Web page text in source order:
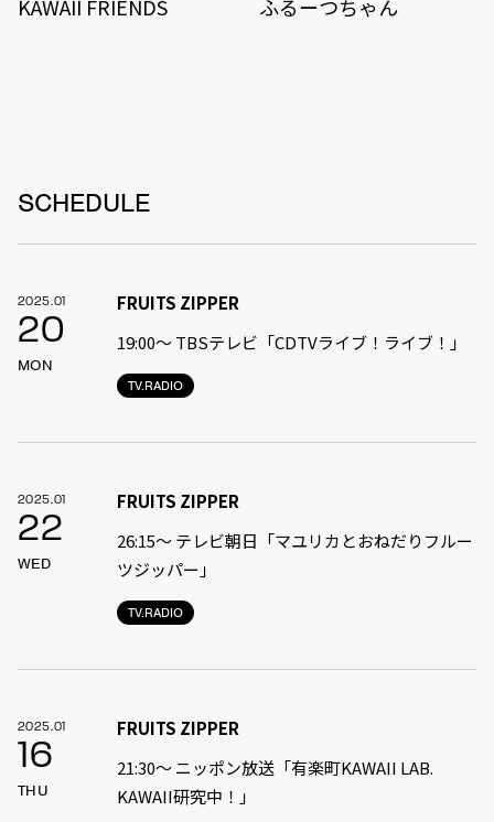
KAWAII FRIENDS ふるーつちゃん
SCHEDULE
2025.01
20
MON
TV.RADIO
FRUITS ZIPPER
19:00〜 TBSテレビ「CDTVライブ！ライブ！」
2025.01
22
WED
TV.RADIO
FRUITS ZIPPER
26:15～ テレビ朝日「マユリカとおねだりフルー
ツジッパー」
2025.01
16
THU
FRUITS ZIPPER
21:30〜 ニッポン放送「有楽町KAWAII LAB.
KAWAII研究中！」